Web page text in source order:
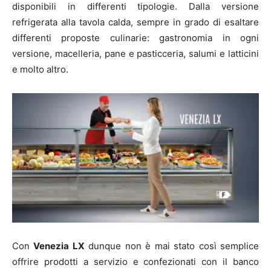
disponibili in differenti tipologie. Dalla versione
refrigerata alla tavola calda, sempre in grado di esaltare
differenti proposte culinarie: gastronomia in ogni
versione, macelleria, pane e pasticceria, salumi e latticini
e molto altro.
ConVenezia LX dunque non è mai stato così semplice
offrire prodotti a servizio e confezionati con il banco